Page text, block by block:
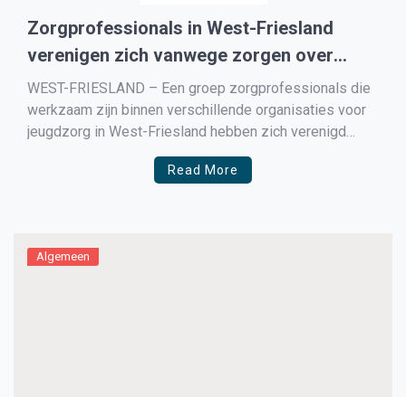
Zorgprofessionals in West-Friesland
verenigen zich vanwege zorgen over
resultaatgerichte financiering jeugdzorg
WEST-FRIESLAND – Een groep zorgprofessionals die
werkzaam zijn binnen verschillende organisaties voor
jeugdzorg in West-Friesland hebben zich verenigd
omdat zij zich zorgen maken over de resultaat gerichte
financieren van de jeugdzorg in West-Friesland. In een
Read More
Algemeen